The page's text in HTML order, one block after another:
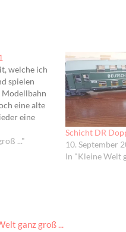
welche ich
spielen
eine alte
eine
hab ich
alte..."
Schicht DR
10. September
In "Kleine Welt
ganz groß ...